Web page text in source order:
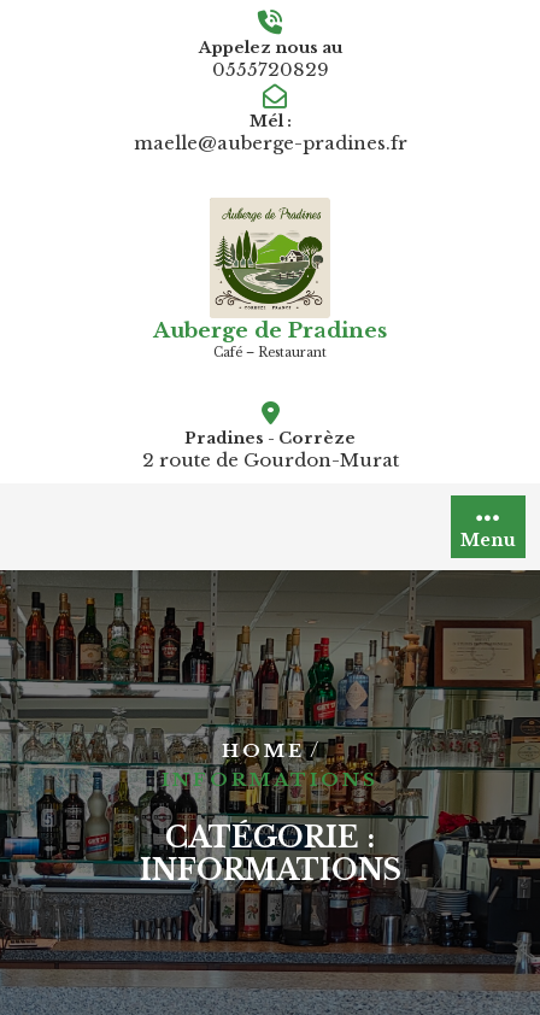
Appelez nous au
0555720829
Mél :
maelle@auberge-pradines.fr
Auberge de Pradines
Café – Restaurant
Pradines - Corrèze
2 route de Gourdon-Murat
Menu
HOME/
INFORMATIONS
CATÉGORIE :
INFORMATIONS